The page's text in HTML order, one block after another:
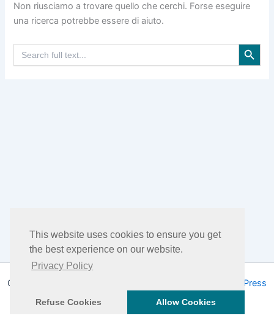
This website uses cookies to ensure you get
the best experience on our website.
Privacy Policy
Refuse Cookies Allow Cookies
Non riusciamo a trovare quello che cerchi. Forse eseguire
una ricerca potrebbe essere di aiuto.
Search
for:
Search Button
Copyright © 2026 DHEA Facts | Powered by
Tema WordPress